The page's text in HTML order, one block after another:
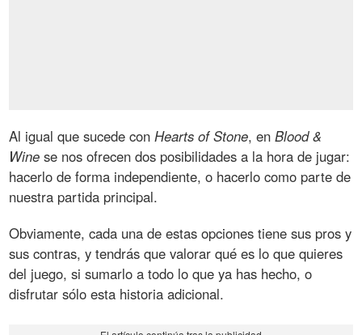
Al igual que sucede conHearts of Stone, enBlood &
Wine se nos ofrecen dos posibilidades a la hora de jugar:
hacerlo de forma independiente, o hacerlo como parte de
nuestra partida principal.
Obviamente, cada una de estas opciones tiene sus pros y
sus contras, y tendrás que valorar qué es lo que quieres
del juego, si sumarlo a todo lo que ya has hecho, o
disfrutar sólo esta historia adicional.